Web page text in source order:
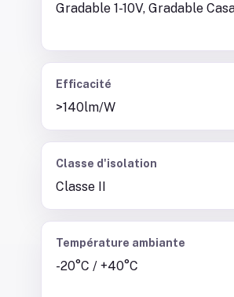
Gradable 1-10V, Gradable
Efficacité
>140lm/W
Classe d'isolation
Classe II
Température ambiante
-20°C / +40°C